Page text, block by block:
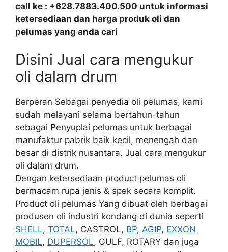
call ke : +628.7883.400.500 untuk informasi
ketersediaan dan harga produk oli dan
pelumas yang anda cari
Disini Jual cara mengukur
oli dalam drum
Berperan Sebagai penyedia oli pelumas, kami
sudah melayani selama bertahun-tahun
sebagai Penyuplai pelumas untuk berbagai
manufaktur pabrik baik kecil, menengah dan
besar di distrik nusantara. Jual cara mengukur
oli dalam drum.
Dengan ketersediaan product pelumas oli
bermacam rupa jenis & spek secara komplit.
Product oli pelumas Yang dibuat oleh berbagai
produsen oli industri kondang di dunia seperti
SHELL, TOTAL, CASTROL, BP, AGIP, EXXON
MOBIL, DUPERSOL, GULF, ROTARY dan juga